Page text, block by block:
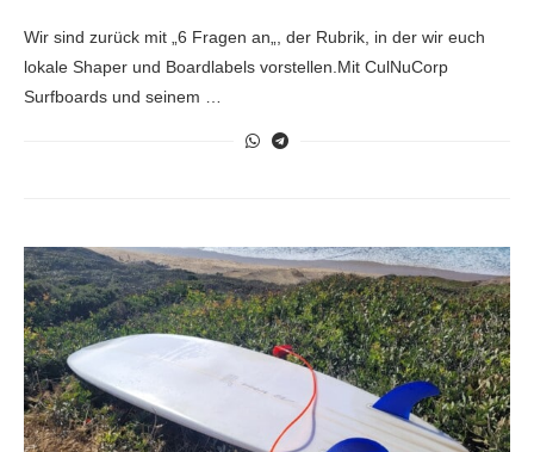
Wir sind zurück mit „6 Fragen an„, der Rubrik, in der wir euch
lokale Shaper und Boardlabels vorstellen.Mit CulNuCorp
Surfboards und seinem …